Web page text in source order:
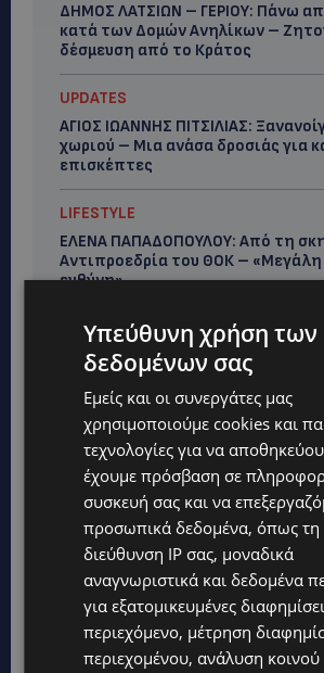
ΔΗΜΟΣ ΛΑΤΣΙΩΝ – ΓΕΡΙΟΥ: Πάνω
κατά των Δομών Ανηλίκων –
δέσμευση από το Κράτος
UPDATES
ΑΓΙΟΣ ΙΩΑΝΝΗΣ ΠΙΤΣΙΛΙΑΣ:
χωριού – Μια ανάσα δροσιάς για
επισκέπτες
LIFESTYLE
ΕΛΕΝΑ ΠΑΠΑΔΟΠΟΥΛΟΥ: Από τη
Αντιπροεδρία του ΘΟΚ – «Μεγάλη
ευθύνη»
VIBE NEWS
ARLA PROTEIN: Συνεχίζει να
Protein Food to Go.
Υπεύθυνη χρήση των
δεδομένων σας
Εμείς και οι συνεργάτες μας
χρησιμοποιούμε cookies και
τεχνολογίες για να
έχουμε πρόσβαση σε
συσκευή σας και να
προσωπικά δεδομένα, όπως τη
διεύθυνση IP σας, μοναδικά
αναγνωριστικά και δεδομένα
για εξατομικευμένες
περιεχόμενο, μέτρηση
περιεχομένου, ανάλυση κοινού